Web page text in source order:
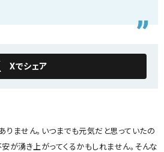
ません。いつまでも元気だと思っていたの
が湧き上がってくるかもしれません。そんな